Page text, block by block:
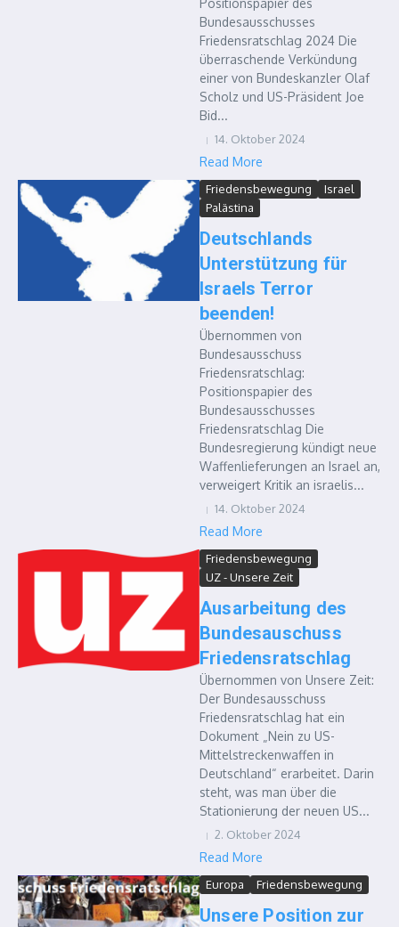
Positionspapier des
Bundesausschusses
Friedensratschlag 2024 Die
überraschende Verkündung
einer von Bundeskanzler Olaf
Scholz und US-Präsident Joe
Bid...
14. Oktober 2024
Read More
Friedensbewegung
Israel
Palästina
Deutschlands
Unterstützung für
Israels Terror
beenden!
Übernommen von
Bundesausschuss
Friedensratschlag:
Positionspapier des
Bundesausschusses
Friedensratschlag Die
Bundesregierung kündigt neue
Waffenlieferungen an Israel an,
verweigert Kritik an israelis...
14. Oktober 2024
Read More
Friedensbewegung
UZ - Unsere Zeit
Ausarbeitung des
Bundesauschuss
Friedensratschlag
Übernommen von Unsere Zeit:
Der Bundesausschuss
Friedensratschlag hat ein
Dokument „Nein zu US-
Mittelstreckenwaffen in
Deutschland“ erarbeitet. Darin
steht, was man über die
Stationierung der neuen US...
2. Oktober 2024
Read More
Europa Friedensbewegung
Unsere Position zur